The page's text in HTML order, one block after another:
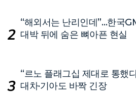
“해외서는 난리인데”…한국
대박 뒤에 숨은 뼈아픈 현실
“르노 플래그십 제대로 통했
대차·기아도 바짝 긴장